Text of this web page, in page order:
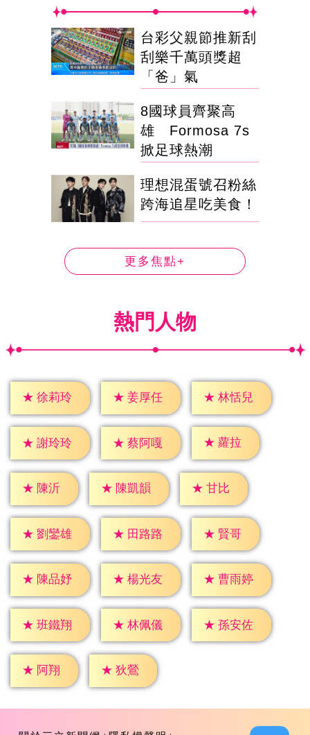
台彩父親節推新刮
刮樂千萬頭獎超
「爸」氣
8國球員齊聚高
雄 Formosa 7s
掀足球熱潮
理想混蛋號召粉絲
跨海追星吃美食！
更多焦點+
熱門人物
★ 徐莉玲 ★ 姜厚任 ★ 林恬兒
★ 謝玲玲 ★ 蔡阿嘎 ★ 蘿拉
★ 陳沂 ★ 陳凱韻 ★ 甘比
★ 劉鑾雄 ★ 田路路 ★ 賢哥
★ 陳品妤 ★ 楊光友 ★ 曹雨婷
★ 班鐵翔 ★ 林佩儀 ★ 孫安佐
★ 阿翔 ★ 狄鶯